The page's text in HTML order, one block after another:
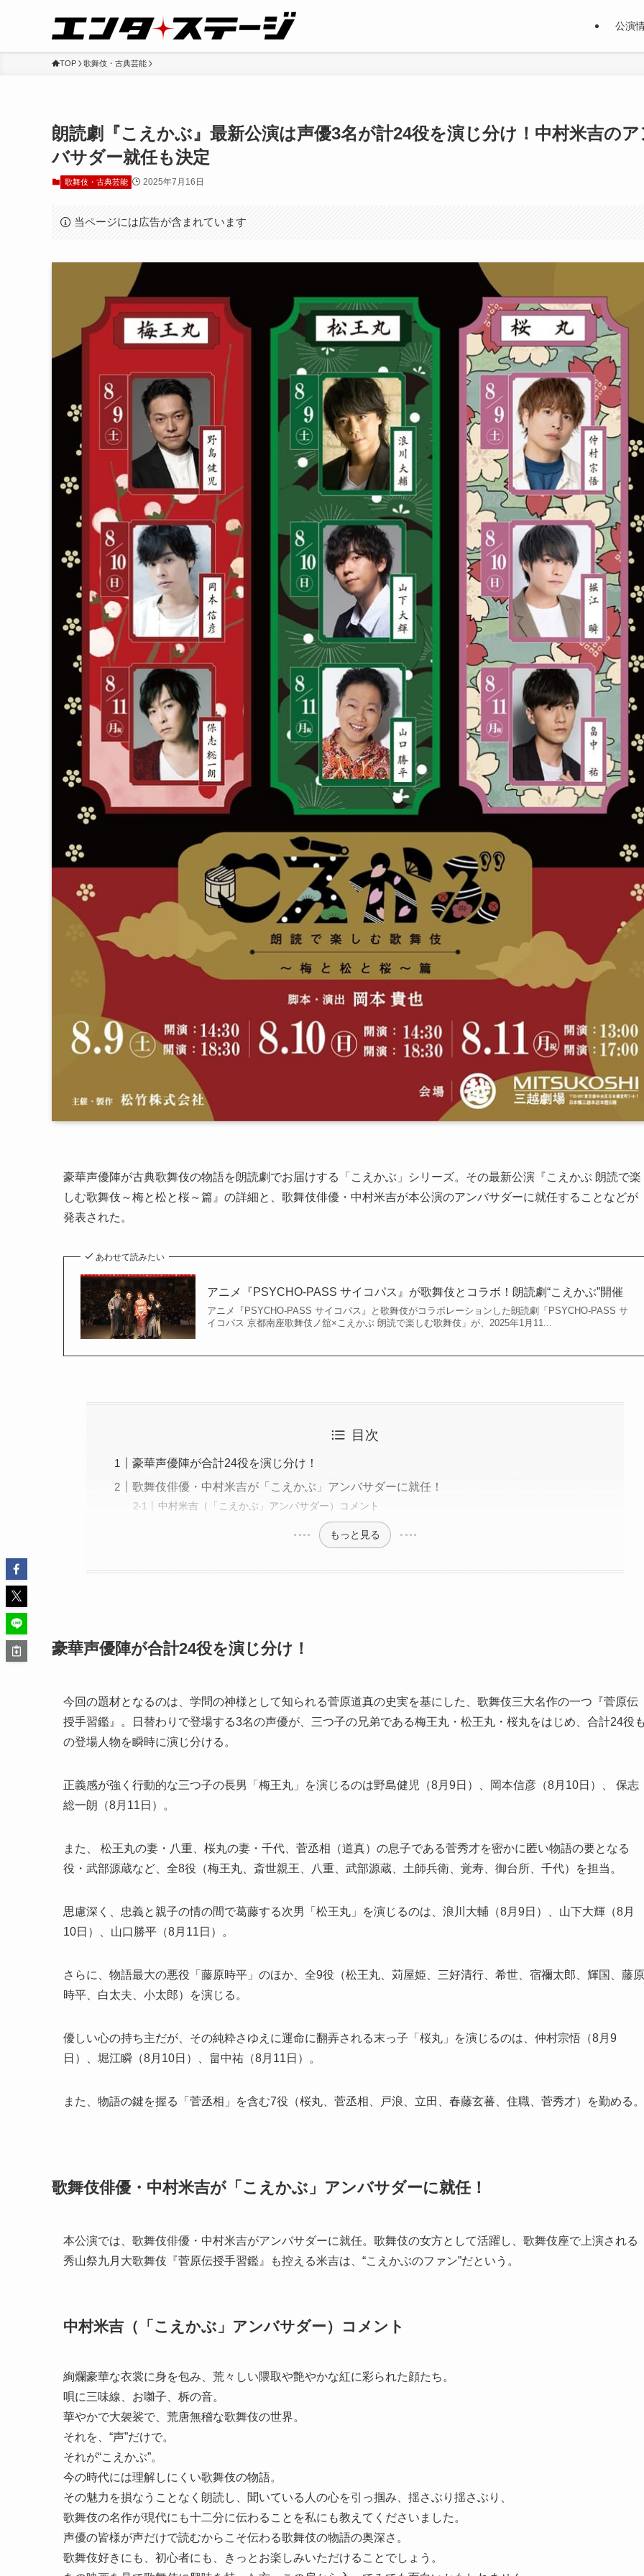
公演
TOP 歌舞伎・古典芸能
朗読劇『こえかぶ』最新公演は声優3名が計24役を演じ分け！中村米吉のア
バサダー就任も決定
歌舞伎・古典芸能 2025年7月16日
当ページには広告が含まれています
豪華声優陣が古典歌舞伎の物語を朗読劇でお届けする「こえかぶ」シリーズ。その最新公演『こえかぶ 朗読で楽
しむ歌舞伎～梅と松と桜～篇』の詳細と、歌舞伎俳優・中村米吉が本公演のアンバサダーに就任することなどが
発表された。
あわせて読みたい
アニメ『PSYCHO-PASS サイコパス』が歌舞伎とコラボ！朗読劇“こえかぶ”開催
アニメ『PSYCHO-PASS サイコパス』と歌舞伎がコラボレーションした朗読劇「PSYCHO-PASS サ
イコパス 京都南座歌舞伎ノ舘×こえかぶ 朗読で楽しむ歌舞伎」が、2025年1月11...
目次
豪華声優陣が合計24役を演じ分け！
歌舞伎俳優・中村米吉が「こえかぶ」アンバサダーに就任！
中村米吉（「こえかぶ」アンバサダー）コメント
もっと見る
豪華声優陣が合計24役を演じ分け！
今回の題材となるのは、学問の神様として知られる菅原道真の史実を基にした、歌舞伎三大名作の一つ『菅原伝
授手習鑑』。日替わりで登場する3名の声優が、三つ子の兄弟である梅王丸・松王丸・桜丸をはじめ、合計24役
の登場人物を瞬時に演じ分ける。
正義感が強く行動的な三つ子の長男「梅王丸」を演じるのは野島健児（8月9日）、岡本信彦（8月10日）、 保志
総一朗（8月11日）。
また、 松王丸の妻・八重、桜丸の妻・千代、菅丞相（道真）の息子である菅秀才を密かに匿い物語の要となる
役・武部源蔵など、全8役（梅王丸、斎世親王、八重、武部源蔵、土師兵衛、覚寿、御台所、千代）を担当。
思慮深く、忠義と親子の情の間で葛藤する次男「松王丸」を演じるのは、浪川大輔（8月9日）、山下大輝（8月
10日）、山口勝平（8月11日）。
さらに、物語最大の悪役「藤原時平」のほか、全9役（松王丸、苅屋姫、三好清行、希世、宿禰太郎、輝国、藤原
時平、白太夫、小太郎）を演じる。
優しい心の持ち主だが、その純粋さゆえに運命に翻弄される末っ子「桜丸」を演じるのは、仲村宗悟（8月9
日）、堀江瞬（8月10日）、畠中祐（8月11日）。
また、物語の鍵を握る「菅丞相」を含む7役（桜丸、菅丞相、戸浪、立田、春藤玄蕃、住職、菅秀才）を勤める。
歌舞伎俳優・中村米吉が「こえかぶ」アンバサダーに就任！
本公演では、歌舞伎俳優・中村米吉がアンバサダーに就任。歌舞伎の女方として活躍し、歌舞伎座で上演される
秀山祭九月大歌舞伎『菅原伝授手習鑑』も控える米吉は、“こえかぶのファン”だという。
中村米吉（「こえかぶ」アンバサダー）コメント
絢爛豪華な衣裳に身を包み、荒々しい隈取や艶やかな紅に彩られた顔たち。
唄に三味線、お囃子、柝の音。
華やかで大袈裟で、荒唐無稽な歌舞伎の世界。
それを、“声”だけで。
それが“こえかぶ”。
今の時代には理解しにくい歌舞伎の物語。
その魅力を損なうことなく朗読し、聞いている人の心を引っ掴み、揺さぶり揺さぶり、
歌舞伎の名作が現代にも十二分に伝わることを私にも教えてくださいました。
声優の皆様が声だけで読むからこそ伝わる歌舞伎の物語の奥深さ。
歌舞伎好きにも、初心者にも、きっとお楽しみいただけることでしょう。